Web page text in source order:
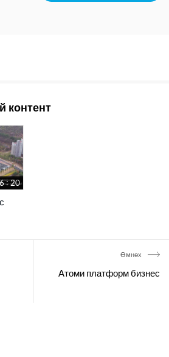
контент
: 20
Өмнөх
Атоми платформ бизнес